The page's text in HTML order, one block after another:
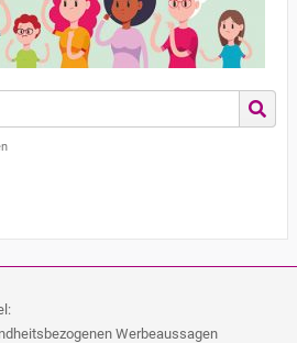
Werbeaussagen